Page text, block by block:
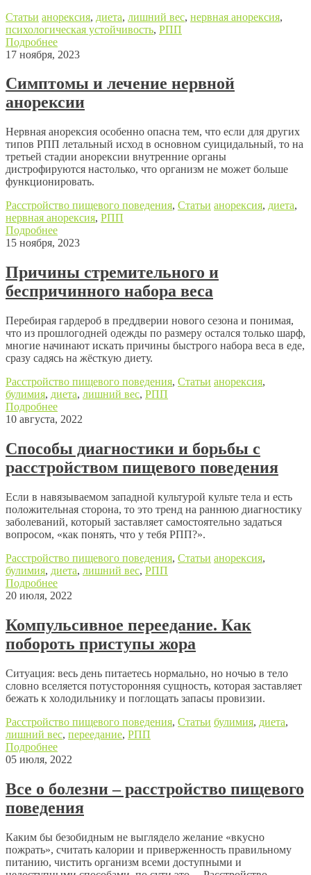
Статьи анорексия, диета, лишний вес, нервная анорексия,
психологическая устойчивость, РПП
Подробнее
17 ноября, 2023
Симптомы и лечение нервной
анорексии
Нервная анорексия особенно опасна тем, что если для других
типов РПП летальный исход в основном суицидальный, то на
третьей стадии анорексии внутренние органы
дистрофируются настолько, что организм не может больше
функционировать.
Расстройство пищевого поведения, Статьи анорексия, диета,
нервная анорексия, РПП
Подробнее
15 ноября, 2023
Причины стремительного и
беспричинного набора веса
Перебирая гардероб в преддверии нового сезона и понимая,
что из прошлогодней одежды по размеру остался только шарф,
многие начинают искать причины быстрого набора веса в еде,
сразу садясь на жёсткую диету.
Расстройство пищевого поведения, Статьи анорексия,
булимия, диета, лишний вес, РПП
Подробнее
10 августа, 2022
Способы диагностики и борьбы с
расстройством пищевого поведения
Если в навязываемом западной культурой культе тела и есть
положительная сторона, то это тренд на раннюю диагностику
заболеваний, который заставляет самостоятельно задаться
вопросом, «как понять, что у тебя РПП?».
Расстройство пищевого поведения, Статьи анорексия,
булимия, диета, лишний вес, РПП
Подробнее
20 июля, 2022
Компульсивное переедание. Как
побороть приступы жора
Ситуация: весь день питаетесь нормально, но ночью в тело
словно вселяется потусторонняя сущность, которая заставляет
бежать к холодильнику и поглощать запасы провизии.
Расстройство пищевого поведения, Статьи булимия, диета,
лишний вес, переедание, РПП
Подробнее
05 июля, 2022
Все о болезни – расстройство пищевого
поведения
Каким бы безобидным не выглядело желание «вкусно
пожрать», считать калории и приверженность правильному
питанию, чистить организм всеми доступными и